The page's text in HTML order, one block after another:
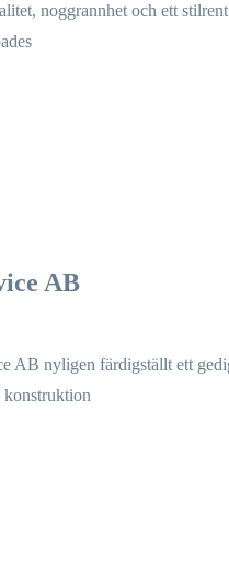
noggrannhet och ett
AB
nyligen färdigställt ett
konstruktion